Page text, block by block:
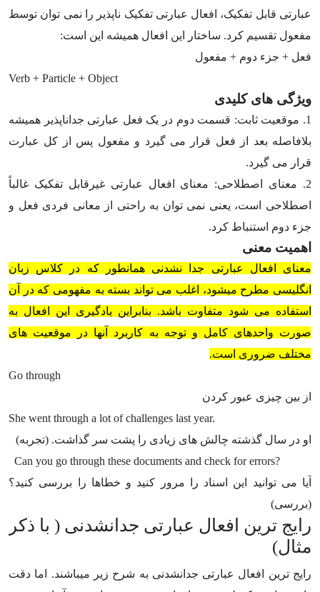
عبارتی قابل تفکیک، افعال عبارتی تفکیک ناپذیر را نمی توان توسط
مفعول تقسیم کرد. ساختار این افعال همیشه این است:
فعل + جزء دوم + مفعول
Verb + Particle + Object
ویژگی های کلیدی
1. موقعیت ثابت: قسمت دوم در یک فعل عبارتی جداناپذیر همیشه
بلافاصله بعد از فعل قرار می گیرد و مفعول پس از کل عبارت
قرار می گیرد.
2. معنای اصطلاحی: معنای افعال عبارتی غیرقابل تفکیک غالباً
اصطلاحی است، یعنی نمی توان به راحتی از معانی فردی فعل و
جزء دوم استنباط کرد.
اهمیت معنی
معنای افعال عبارتی جدا نشدنی همانطور که در کلاس زبان
انگلیسی مطرح میشود، اغلب می تواند بسته به مفهومی که در آن
استفاده می شود متفاوت باشد. بنابراین یادگیری این افعال به
صورت واحدهای کامل و توجه به کاربرد آنها در موقعیت های
مختلف ضروری است.
Go through
از بین چیزی عبور کردن
She went through a lot of challenges last year.
او در سال گذشته چالش های زیادی را پشت سر گذاشت. (تجربه)
Can you go through these documents and check for errors?
آیا می توانید این اسناد را مرور کنید و خطاها را بررسی کنید؟
(بررسی)
رایج ترین افعال عبارتی جدانشدنی ( با ذکر
مثال)
رایج ترین افعال عبارتی جدانشدنی به شرح زیر میباشند. اما دقت